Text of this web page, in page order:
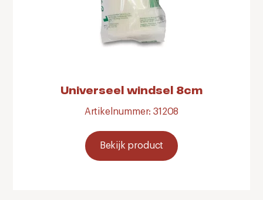
Universeel windsel 8cm
Artikelnummer: 31208
Bekijk product